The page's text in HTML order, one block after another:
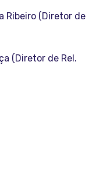
Ribeiro (Diretor de
(Diretor de Rel.